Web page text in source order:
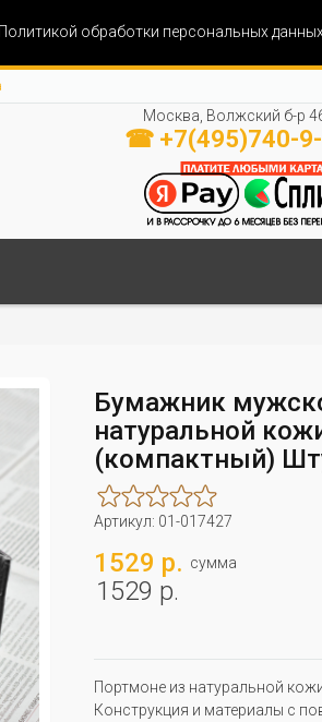
обработки персональных
Москва, Волжский б-р
☎ +7(495)740-
Бумажник
натуральной
(компактный)
Артикул: 01-017427
1529 р. сумма
1529 р.
Портмоне из натуральной
Конструкция и материалы с